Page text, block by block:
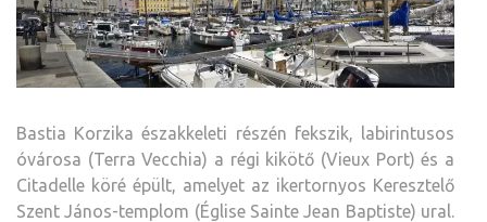
Bastia Korzika északkeleti részén fekszik, labirintusos
óvárosa (Terra Vecchia) a régi kikötő (Vieux Port) és a
Citadelle köré épült, amelyet az ikertornyos Keresztelő
Szent János-templom (Église Sainte Jean Baptiste) ural.